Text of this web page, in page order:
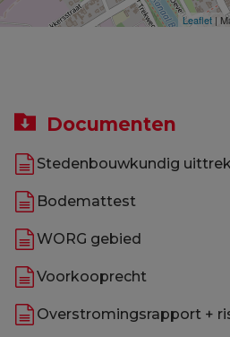
Leaflet |
Documenten
Stedenbouwkundig
Bodemattest
WORG gebied
Voorkooprecht
Overstromingsrapport +